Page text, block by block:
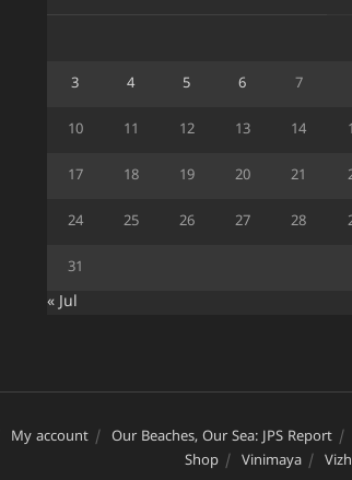
3 4 5 6 7
10 11 12 13 14
17 18 19 20 21
24 25 26 27 28
31
« Jul
My account Our Beaches, Our Sea: JPS Report
Shop
Vinimaya